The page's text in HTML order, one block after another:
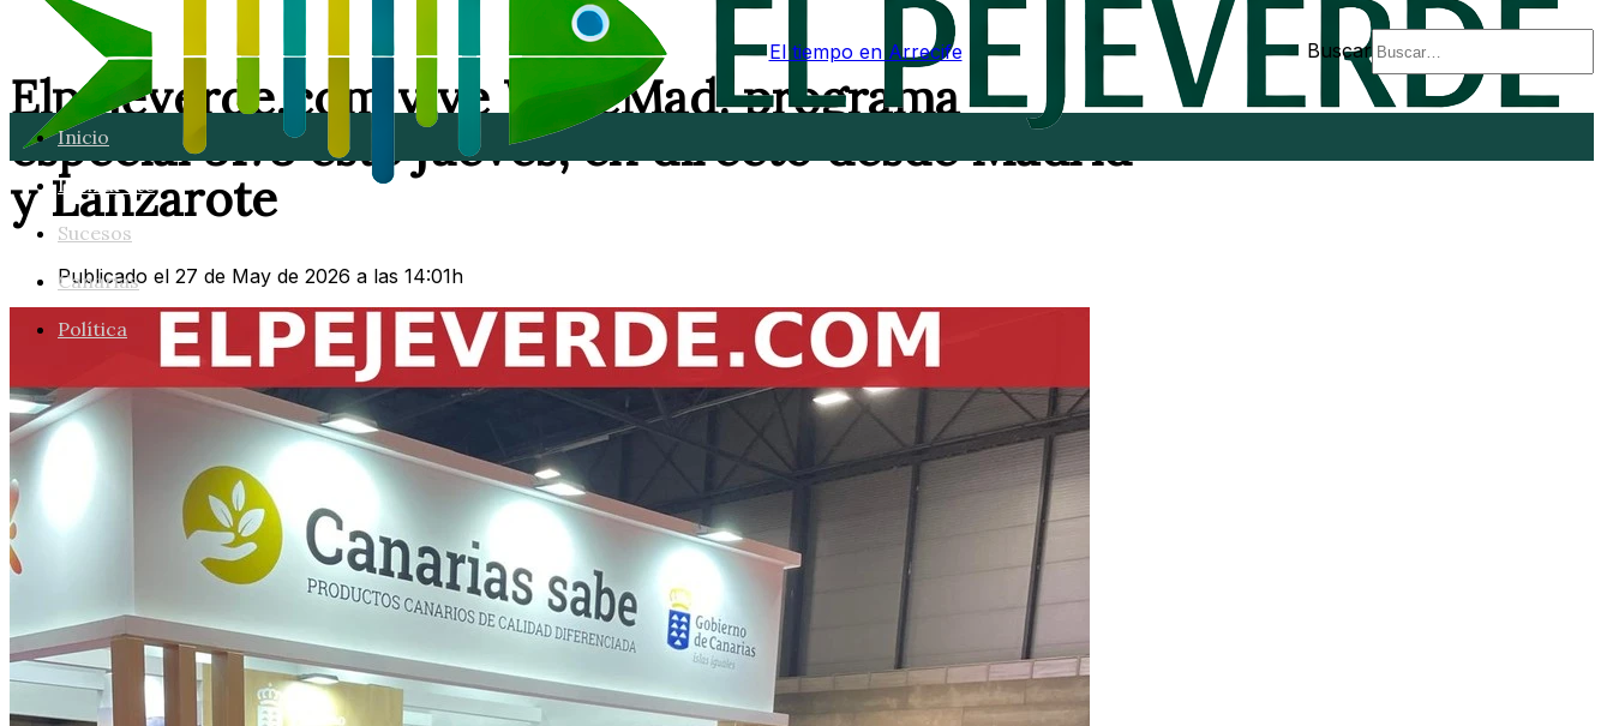
El tiempo en Arrecife Buscar
Inicio
Lanzarote
Sucesos
Canarias
Política
Elpejeverde.com vive WineMad: programa
especial 3178 este jueves, en directo desde Madrid
y Lanzarote
Publicado el 27 de May de 2026 a las 14:01h